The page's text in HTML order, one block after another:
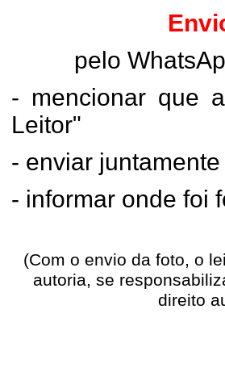
pelo
- mencionar que
Leitor"
- enviar
- informar onde foi
(Com o envio da foto, o
autoria, se
direito